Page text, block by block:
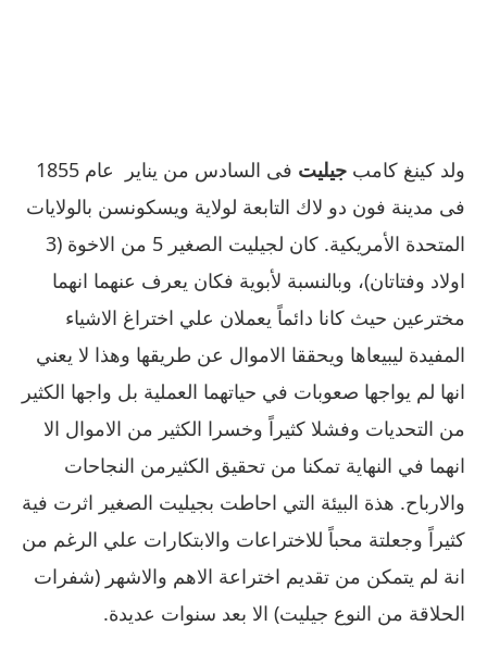
ولد كينغ كامب جيليت
فى السادس من يناير عام 1855
فى مدينة فون دو لاك التابعة لولاية ويسكونسن بالولايات
المتحدة الأمريكية. كان لجيليت الصغير 5 من الاخوة (3
اولاد وفتاتان)، وبالنسبة لأبوية فكان يعرف عنهما انهما
مخترعين حيث كانا دائماً يعملان علي اختراغ الاشياء
المفيدة ليبيعاها ويحققا الاموال عن طريقها وهذا لا يعني
انها لم يواجها صعوبات في حياتهما العملية بل واجها الكثير
من التحديات وفشلا كثيراً وخسرا الكثير من الاموال الا
انهما في النهاية تمكنا من تحقيق الكثيرمن النجاحات
والارباح. هذة البيئة التي احاطت بجيليت الصغير اثرت فية
كثيراً وجعلتة محباً للاختراعات والابتكارات علي الرغم من
انة لم يتمكن من تقديم اختراعة الاهم والاشهر (شفرات
الحلاقة من النوع جيليت) الا بعد سنوات عديدة.